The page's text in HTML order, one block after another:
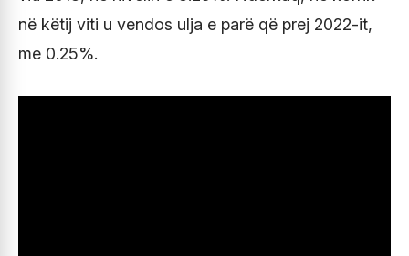
në këtij viti u vendos ulja e parë që prej 2022-it,
me 0.25%.